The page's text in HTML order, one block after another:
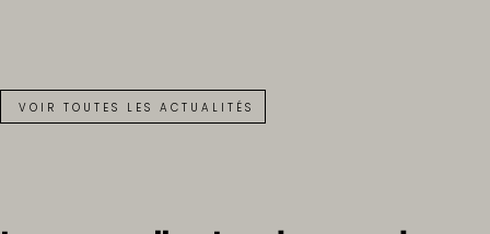
VOIR TOUTES LES ACTUALITÉS